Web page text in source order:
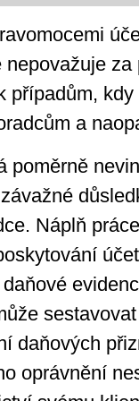
případům,
a
poměrně
Náplň
daňových
oprávnění